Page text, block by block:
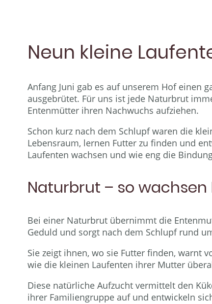
Neun kleine
Anfang Juni gab es auf unserem Hof einen
ausgebrütet. Für uns ist jede Naturbrut
Entenmütter ihren Nachwuchs aufziehen.
Schon kurz nach dem Schlupf waren die
Lebensraum, lernen Futter zu finden und
Laufenten wachsen und wie eng die
Naturbrut – so
Bei einer Naturbrut übernimmt die
Geduld und sorgt nach dem Schlupf rund
Sie zeigt ihnen, wo sie Futter finden, warnt
wie die kleinen Laufenten ihrer Mutter
Diese natürliche Aufzucht vermittelt den
ihrer Familiengruppe auf und entwickeln